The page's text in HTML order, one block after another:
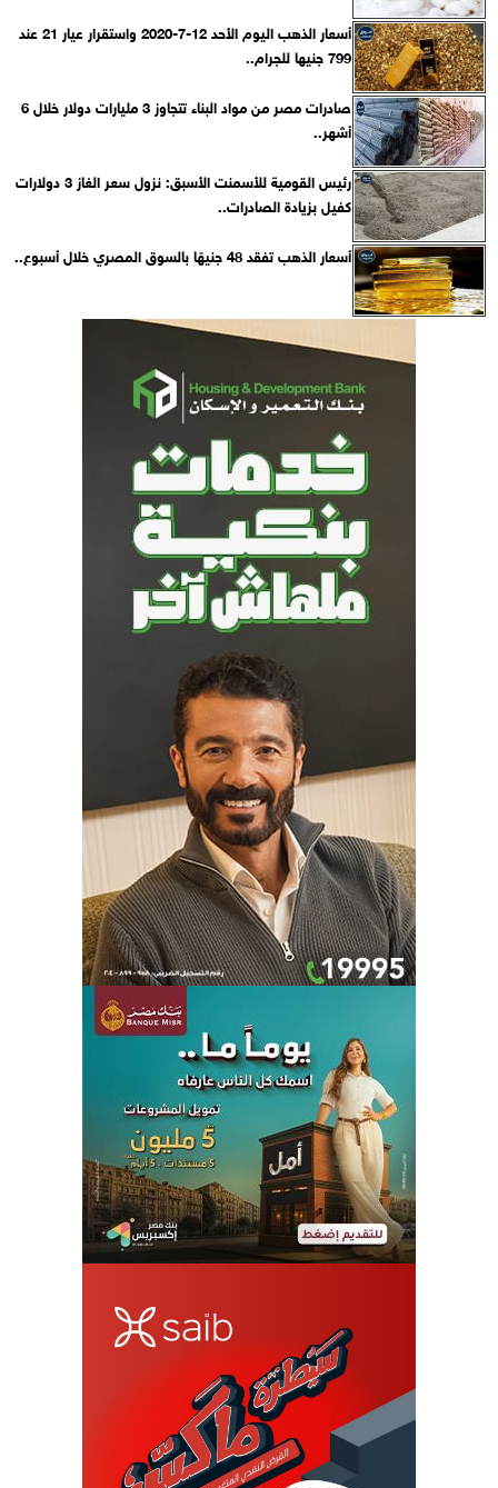
أسعار الذهب اليوم الأحد 12-7-2020 واستقرار عيار 21 عند
799 جنيها للجرام..
صادرات مصر من مواد البناء تتجاوز 3 مليارات دولار خلال 6
أشهر..
رئيس القومية للأسمنت الأسبق: نزول سعر الغاز 3 دولارات
كفيل بزيادة الصادرات..
أسعار الذهب تفقد 48 جنيهًا بالسوق المصري خلال أسبوع..